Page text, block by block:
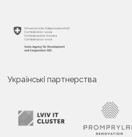
Українські партнерства